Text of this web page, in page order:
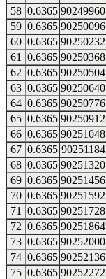
58 0.6365 90249960
59 0.6365 90250096
60 0.6365 90250232
61
0.6365 90250368
62 0.6365 90250504
63 0.6365 90250640
64 0.6365 90250776
65 0.6365 90250912
66 0.6365 90251048
67 0.6365 90251184
68 0.6365 90251320
69 0.6365 90251456
70 0.6365 90251592
71
0.6365 90251728
72 0.6365 90251864
73 0.6365 90252000
74 0.6365 90252136
75 0.6365 90252272